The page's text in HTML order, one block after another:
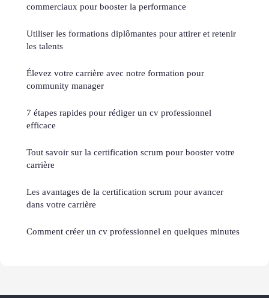
commerciaux pour booster la performance
Utiliser les formations diplômantes pour attirer et retenir
les talents
Élevez votre carrière avec notre formation pour
community manager
7 étapes rapides pour rédiger un cv professionnel
efficace
Tout savoir sur la certification scrum pour booster votre
carrière
Les avantages de la certification scrum pour avancer
dans votre carrière
Comment créer un cv professionnel en quelques minutes